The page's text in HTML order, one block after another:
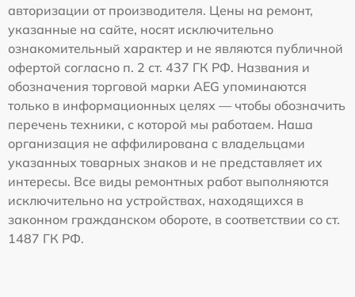
авторизации от производителя. Цены на ремонт,
указанные на сайте, носят исключительно
ознакомительный характер и не являются публичной
офертой согласно п. 2 ст. 437 ГК РФ. Названия и
обозначения торговой марки AEG упоминаются
только в информационных целях — чтобы обозначить
перечень техники, с которой мы работаем. Наша
организация не аффилирована с владельцами
указанных товарных знаков и не представляет их
интересы. Все виды ремонтных работ выполняются
исключительно на устройствах, находящихся в
законном гражданском обороте, в соответствии со ст.
1487 ГК РФ.